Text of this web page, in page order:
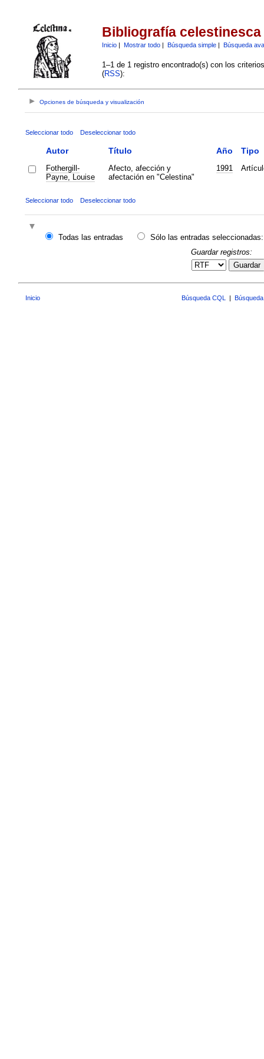
Bibliografía celestinesca
Inicio| Mostrar todo| Búsqueda simple| Búsqueda
1–1 de 1 registro encontrado(s) con los
(RSS):
Opciones de búsqueda y visualización
Seleccionar todo Deseleccionar todo
Autor Título Año Tipo
Fothergill-
Payne, Louise
Afecto, afección y
afectación en "Celestina"
1991
Seleccionar todo Deseleccionar todo
Todas las entradas
Sólo las entradas seleccionadas:
Guardar registros:
Guardar
Inicio Búsqueda CQL